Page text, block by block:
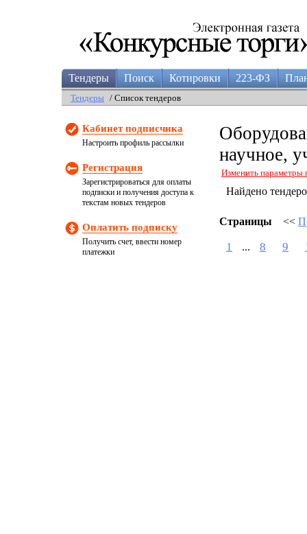
Тендеры Поиск Котировки 223-ФЗ
Тендеры / Список тендеров
Кабинет подписчика
Настроить профиль рассылки
Регистрация
Зарегистрироваться для оплаты
подписки и получения доступа к
текстам новых тендеров
Оплатить подписку
Получить счет, ввести номер
платежки
научное,
Изменить параметры
Найдено
Страницы <<
1 ... 8 9